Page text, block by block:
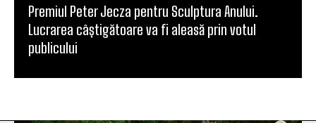
Premiul Peter Jecza pentru Sculptura Anului.
Lucrarea câștigătoare va fi aleasă prin votul
publicului